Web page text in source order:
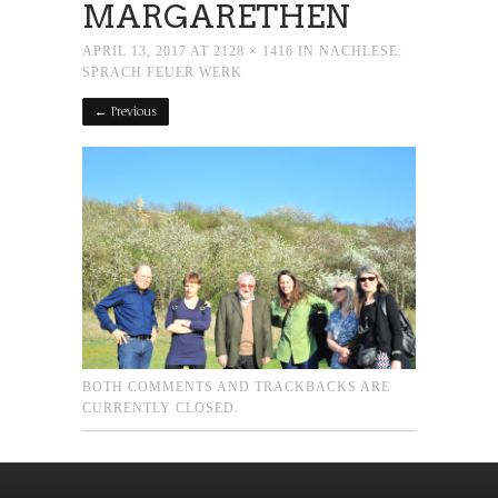
MARGARETHEN
APRIL 13, 2017 AT 2128 × 1416 IN NACHLESE:
SPRACH FEUER WERK
← Previous
BOTH COMMENTS AND TRACKBACKS ARE
CURRENTLY CLOSED.